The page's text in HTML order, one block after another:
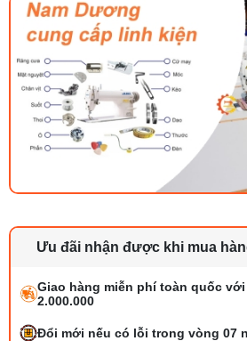
Ưu đãi nhận được khi mua
Giao hàng miễn phí toàn quốc
2.000.000
Đổi mới nếu có lỗi trong vòng 07